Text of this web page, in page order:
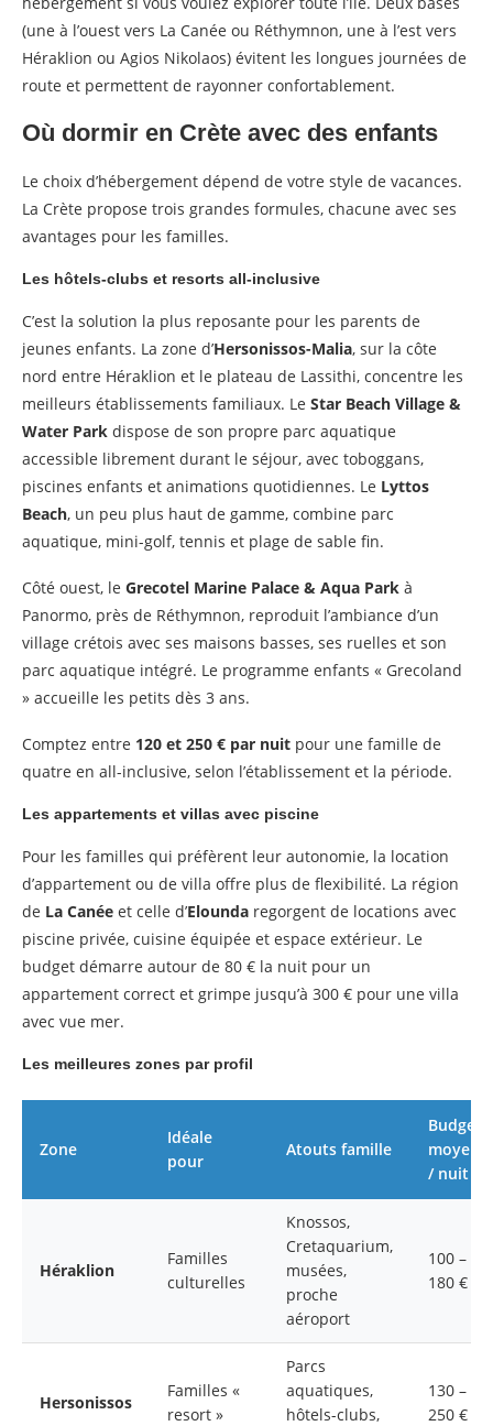
(une à l’ouest vers La Canée ou Réthymnon, une à l’est vers
Héraklion ou Agios Nikolaos) évitent les longues journées de
route et permettent de rayonner confortablement.
Où dormir en Crète avec des enfants
Le choix d’hébergement dépend de votre style de vacances.
La Crète propose trois grandes formules, chacune avec ses
avantages pour les familles.
Les hôtels-clubs et resorts all-inclusive
C’est la solution la plus reposante pour les parents de
jeunes enfants. La zone d’Hersonissos-Malia, sur la côte
nord entre Héraklion et le plateau de Lassithi, concentre les
meilleurs établissements familiaux. Le Star Beach Village &
Water Park dispose de son propre parc aquatique
accessible librement durant le séjour, avec toboggans,
piscines enfants et animations quotidiennes. Le Lyttos
Beach, un peu plus haut de gamme, combine parc
aquatique, mini-golf, tennis et plage de sable fin.
Côté ouest, le Grecotel Marine Palace & Aqua Park à
Panormo, près de Réthymnon, reproduit l’ambiance d’un
village crétois avec ses maisons basses, ses ruelles et son
parc aquatique intégré. Le programme enfants « Grecoland
» accueille les petits dès 3 ans.
Comptez entre 120 et 250 € par nuit pour une famille de
quatre en all-inclusive, selon l’établissement et la période.
Les appartements et villas avec piscine
Pour les familles qui préfèrent leur autonomie, la location
d’appartement ou de villa offre plus de flexibilité. La région
de La Canée et celle d’Elounda regorgent de locations avec
piscine privée, cuisine équipée et espace extérieur. Le
budget démarre autour de 80 € la nuit pour un
appartement correct et grimpe jusqu’à 300 € pour une villa
avec vue mer.
Les meilleures zones par profil
Zone
Idéale
pour
Atouts famille
Budget
moyen
/ nuit
Héraklion
Familles
culturelles
Knossos,
Cretaquarium,
musées,
proche
aéroport
100 –
180 €
Hersonissos
Familles «
resort »
Parcs
aquatiques,
hôtels-clubs,
130 –
250 €